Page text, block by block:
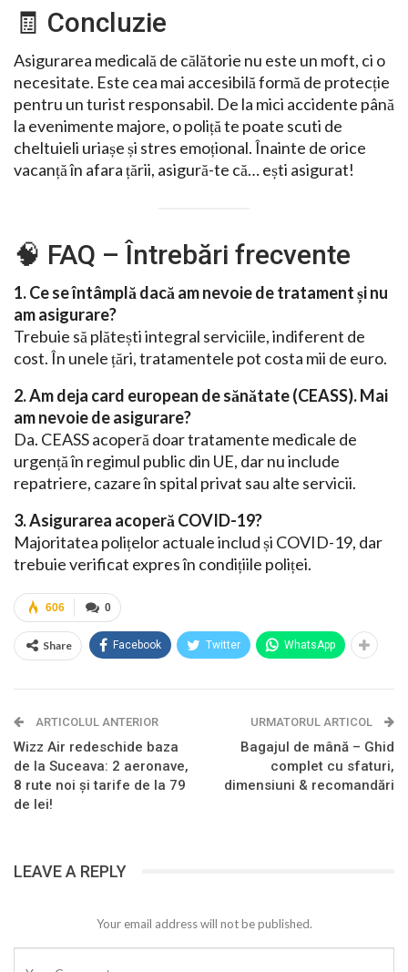
🧾 Concluzie
Asigurarea medicală de călătorie nu este un moft, ci o
necesitate. Este cea mai accesibilă formă de protecție
pentru un turist responsabil. De la mici accidente până
la evenimente majore, o poliță te poate scuti de
cheltuieli uriașe și stres emoțional. Înainte de orice
vacanță în afara țării, asigură-te că… ești asigurat!
🧠 FAQ – Întrebări frecvente
1. Ce se întâmplă dacă am nevoie de tratament și nu
am asigurare?
Trebuie să plătești integral serviciile, indiferent de
cost. În unele țări, tratamentele pot costa mii de euro.
2. Am deja card european de sănătate (CEASS). Mai
am nevoie de asigurare?
Da. CEASS acoperă doar tratamente medicale de
urgență în regimul public din UE, dar nu include
repatriere, cazare în spital privat sau alte servicii.
3. Asigurarea acoperă COVID-19?
Majoritatea polițelor actuale includ și COVID-19, dar
trebuie verificat expres în condițiile poliței.
0
606
Share Facebook Twitter WhatsApp
ARTICOLUL ANTERIOR
Wizz Air redeschide baza
de la Suceava: 2 aeronave,
8 rute noi și tarife de la 79
de lei!
URMATORUL ARTICOL
Bagajul de mână – Ghid
complet cu sfaturi,
dimensiuni & recomandări
LEAVE A REPLY
Your email address will not be published.